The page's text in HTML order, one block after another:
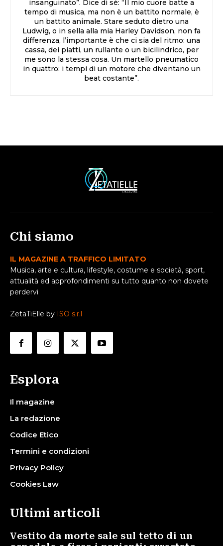
insanguinato”. Dice di sé: “Il mio cuore batte a
tempo di musica, ma non è un battito normale, è
un battito animale. Stare seduto dietro una
Ludwig, o in sella alla mia Harley Davidson, non fa
differenza, l’importante è che ci sia del ritmo: una
cassa, dei piatti, un rullante o un bicilindrico, per
me sono la stessa cosa. Un martello pneumatico
in quattro: i tempi di un motore che diventano un
beat costante”.
Chi siamo
IL MAGAZINE A TRAFFICO LIMITATO
Musica, arte e cultura, lifestyle, costume e società, sport,
attualità ed approfondimenti su tutto quanto non dovete
perdervi
ZetaTiElle by ISO s.r.l
Esplora
Il magazine
La redazione
Codice Etico
Termini e condizioni
Privacy Policy
Cookies Law
Ultimi articoli
Vestito da morte sale sul tetto di un